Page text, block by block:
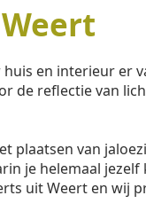
en interieur er
de reflectie van
plaatsen van
je helemaal jezelf
uit Weert en wij